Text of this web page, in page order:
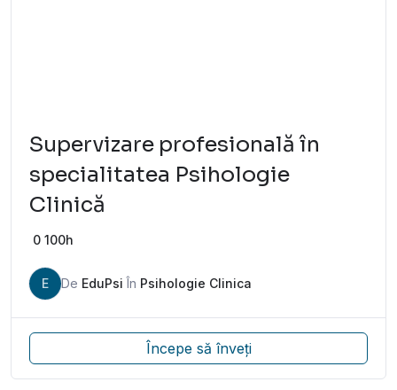
Supervizare profesională în
specialitatea Psihologie
Clinică
0 100h
E De EduPsi În Psihologie Clinica
Începe să înveți